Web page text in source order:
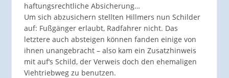
haftungsrechtliche Absicherung…
Um sich abzusichern stellten Hillmers nun Schilder
auf: Fußgänger erlaubt, Radfahrer nicht. Das
letztere auch absteigen können fanden einige von
ihnen unangebracht – also kam ein Zusatzhinweis
mit auf‘s Schild, der Verweis doch den ehemaligen
Viehtriebweg zu benutzen.